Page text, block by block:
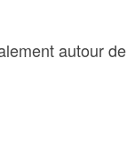
autour de